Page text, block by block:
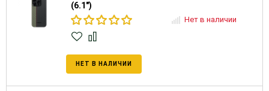
(6.1")
Нет в наличии
НЕТ В НАЛИЧИИ